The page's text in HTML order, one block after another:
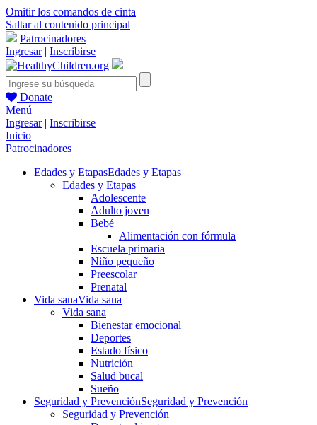
Omitir los comandos de cinta
Saltar al contenido principal
Patrocinadores
Ingresar| Inscribirse
Donate
Menú
Ingresar| Inscribirse
Inicio
Patrocinadores
Edades y EtapasEdades y Etapas
Edades y Etapas
Adolescente
Adulto joven
Bebé
Alimentación con fórmula
Escuela primaria
Niño pequeño
Preescolar
Prenatal
Vida sanaVida sana
Vida sana
Bienestar emocional
Deportes
Estado físico
Nutrición
Salud bucal
Sueño
Seguridad y PrevenciónSeguridad y Prevención
Seguridad y Prevención